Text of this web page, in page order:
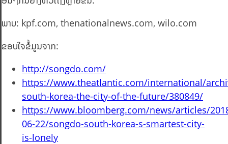
ພາບ: kpf.com, thenationalnews.com, wilo.com
ຂອບໃຈຂໍ້ມູນຈາກ:
http://songdo.com/
https://www.theatlantic.com/international/
south-korea-the-city-of-the-future/380849/
https://www.bloomberg.com/news/articles/
06-22/songdo-south-korea-s-smartest-city-
is-lonely